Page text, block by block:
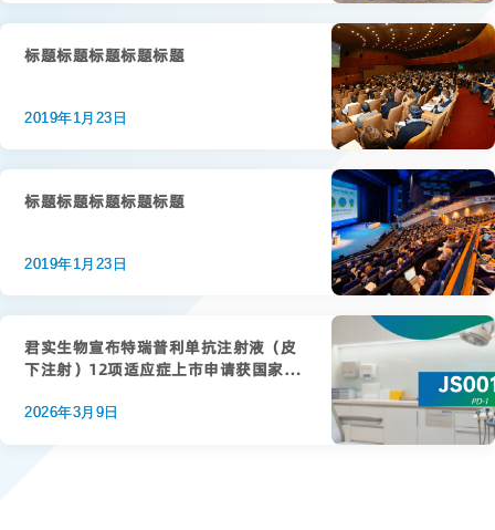
标题标题标题标题标题
2019年1月23日
标题标题标题标题标题
2019年1月23日
君实生物宣布特瑞普利单抗注射液（皮
下注射）12项适应症上市申请获国家药
2026年3月9日